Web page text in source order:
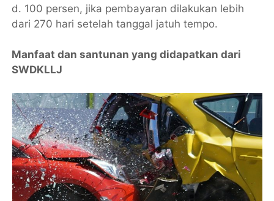
d. 100 persen, jika pembayaran dilakukan lebih
dari 270 hari setelah tanggal jatuh tempo.
Manfaat dan santunan yang didapatkan dari
SWDKLLJ